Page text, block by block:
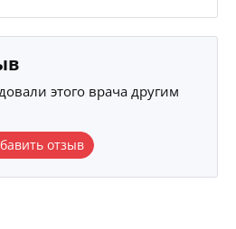
этого врача другим
отзыв